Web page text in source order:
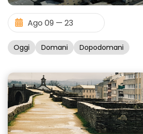
Oggi Domani Dopodomani